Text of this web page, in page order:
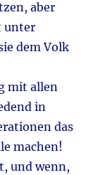
aber
unter
dem Volk
mit allen
in
das
machen!
und wenn,